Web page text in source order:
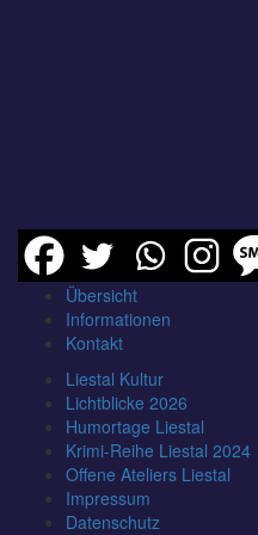
Übersicht
Informationen
Kontakt
Liestal Kultur
Lichtblicke 2026
Humortage Liestal
Krimi-Reihe Liestal 2024
Offene Ateliers Liestal
Impressum
Datenschutz